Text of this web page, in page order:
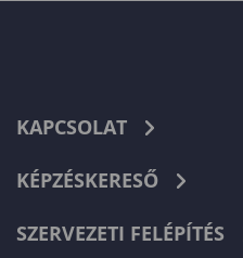
KAPCSOLAT
KÉPZÉSKERESŐ
SZERVEZETI FELÉPÍTÉS